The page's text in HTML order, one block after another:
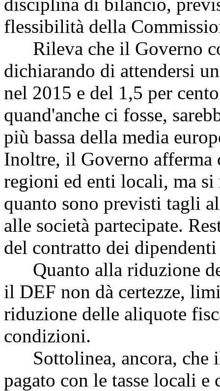
flessibilità della
Rileva che il Governo
dichiarando di attendersi
nel 2015 e del 1,5 per
quand'anche ci fosse,
più bassa della media
Inoltre, il Governo afferma
regioni ed enti locali, ma
quanto sono previsti tagli
alle società partecipate.
del contratto dei
Quanto alla riduzione
il DEF non dà certezze,
riduzione delle aliquote
condizioni.
Sottolinea, ancora, che
pagato con le tasse locali